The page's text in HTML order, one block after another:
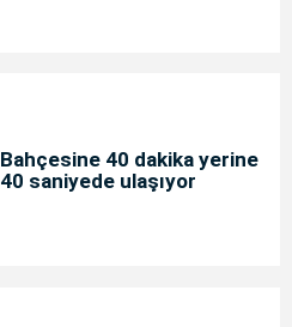
Bahçesine 40 dakika yerine
40 saniyede ulaşıyor